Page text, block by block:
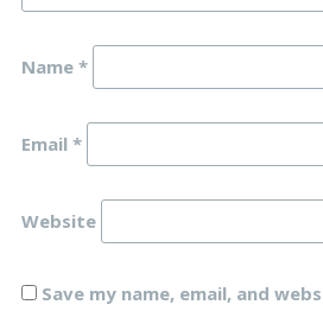
Name *
Email *
Website
Save my name, email, and